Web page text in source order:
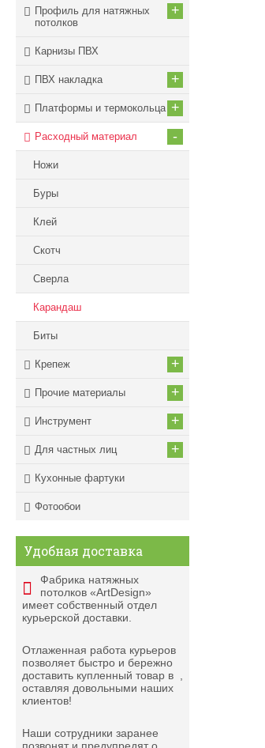
Профиль для натяжных
потолков
+
Карнизы ПВХ
ПВХ накладка +
Платформы и термокольца +
Расходный материал -
Ножи
Буры
Клей
Скотч
Сверла
Карандаш
Биты
Крепеж +
Прочие материалы +
Инструмент +
Для частных лиц +
Кухонные фартуки
Фотообои
Удобная доставка
Фабрика натяжных
потолков «ArtDesign»
имеет собственный отдел
курьерской доставки.
Отлаженная работа курьеров
позволяет быстро и бережно
доставить купленный товар в
оставляя довольными наших
клиентов!
Наши сотрудники заранее